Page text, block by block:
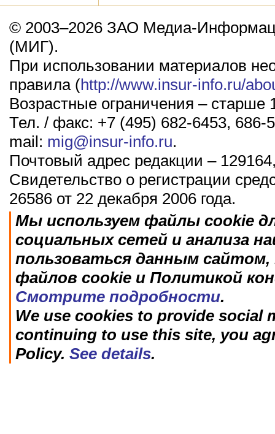
© 2003–2026 ЗАО Медиа-
(МИГ).
При использовании материалов
правила (http://www.insur-info.ru/
Возрастные ограничения – старше
Тел. / факс: +7 (495) 682-6453, 686-
mail: mig@insur-info.ru.
Почтовый адрес редакции –
Свидетельство о регистрации
26586 от 22 декабря 2006 года.
Мы используем файлы cookie
социальных сетей и анализа
пользоваться данным
файлов cookie и Политикой
Смотрите подробности.
We use cookies to provide social
continuing to use this site, you
Policy. See details.